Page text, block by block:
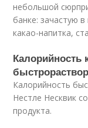
небольшой
банке: зачастую
какао-напитка,
Калорийность
Калорийность
Нестле Несквик
продукта.